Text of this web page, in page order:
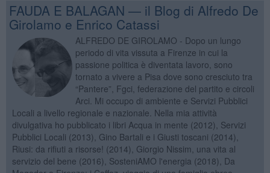
FAUDA E BALAGAN — il Blog di Alfredo De
Girolamo e Enrico Catassi
ALFREDO DE GIROLAMO - Dopo un lungo
periodo di vita vissuta a Firenze in cui la
passione politica è diventata lavoro, sono
tornato a vivere a Pisa dove sono cresciuto tra
“Pantere”, Fgci, federazione del partito e circoli
Arci. Mi occupo di ambiente e Servizi Pubblici
Locali a livello regionale e nazionale. Nella mia attività
divulgativa ho pubblicato i libri Acqua in mente (2012), Servizi
Pubblici Locali (2013), Gino Bartali e i Giusti toscani (2014),
Riusi: da rifiuti a risorse! (2014), Giorgio Nissim, una vita al
servizio del bene (2016), SosteniAMO l'energia (2018), Da